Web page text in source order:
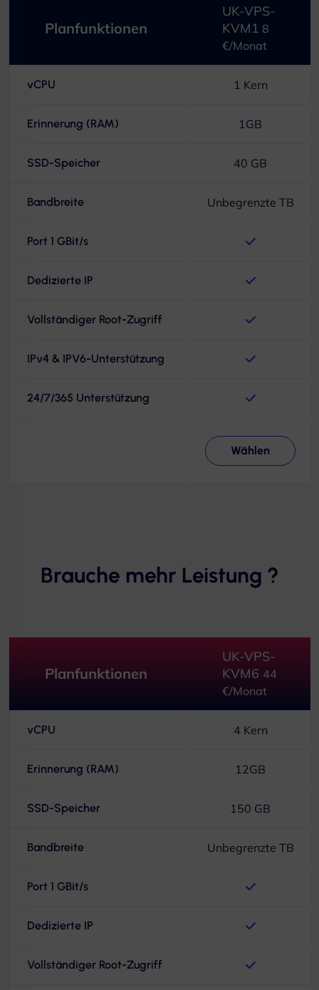
Planfunktionen
UK-VPS-
KVM1 8
€/Monat
vCPU 1 Kern
Erinnerung (RAM) 1GB
SSD-Speicher 40 GB
Bandbreite Unbegrenzte TB
Port 1 GBit/s
Dedizierte IP
Vollständiger Root-Zugriff
IPv4 & IPV6-Unterstützung
24/7/365 Unterstützung
Wählen
Brauche mehr Leistung ?
Planfunktionen
UK-VPS-
KVM6 44
€/Monat
vCPU 4 Kern
Erinnerung (RAM) 12GB
SSD-Speicher 150 GB
Bandbreite Unbegrenzte TB
Port 1 GBit/s
Dedizierte IP
Vollständiger Root-Zugriff